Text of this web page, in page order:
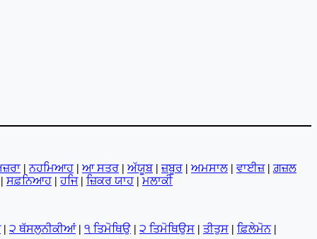
| ਨਹਮਿਆਹ | ਆ ਸਤਰ | ਅੱਯੂਬ | ਜ਼ਬੂਰ | ਅਮਸਾਲ | ਵਾਈਜ਼ | ਗ਼ਜ਼ਲ
| ਸਫ਼ਨਿਆਹ | ਹਜਿ | ਜ਼ਿਕਰ ਯਾਹ | ਮਲਾਕੀ
| ੨ ਥੱਸਲੁਨੀਕੀਆਂ | ੧ ਤਿਮੋਥਿਉ | ੨ ਤਿਮੋਥਿਉਸ | ਤੀਤੁਸ | ਫ਼ਿਲੇਮੋਨ |